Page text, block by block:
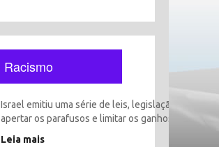
Racismo
Israel emitiu uma série de leis, legislação e
apertar os parafusos e limitar os ganhos,
Leia mais